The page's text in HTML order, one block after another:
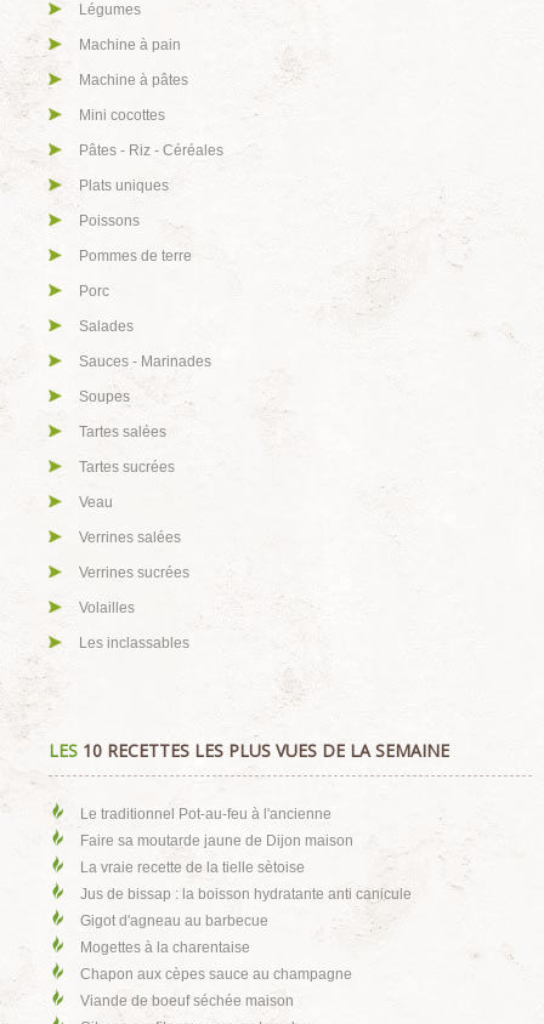
Légumes
Machine à pain
Machine à pâtes
Mini cocottes
Pâtes - Riz - Céréales
Plats uniques
Poissons
Pommes de terre
Porc
Salades
Sauces - Marinades
Soupes
Tartes salées
Tartes sucrées
Veau
Verrines salées
Verrines sucrées
Volailles
Les inclassables
LES 10 RECETTES LES PLUS VUES DE LA SEMAINE
Le traditionnel Pot-au-feu à l'ancienne
Faire sa moutarde jaune de Dijon maison
La vraie recette de la tielle sètoise
Jus de bissap : la boisson hydratante anti canicule
Gigot d'agneau au barbecue
Mogettes à la charentaise
Chapon aux cèpes sauce au champagne
Viande de boeuf séchée maison